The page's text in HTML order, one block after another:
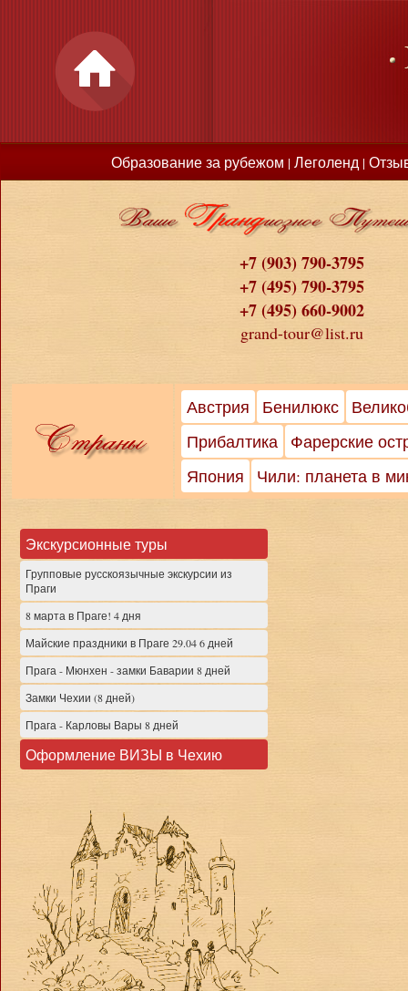
Образование за рубежом | Леголенд |
+7 (903) 790-3795
+7 (495) 790-3795
+7 (495) 660-9002
grand-tour@list.ru
Австрия Бенилюкс
Прибалтика
Фарерские
Япония
Чили: планета в
Экскурсионные туры
Групповые русскоязычные экскурсии из
Праги
8 марта в Праге! 4 дня
Майские праздники в Праге 29.04 6 дней
Прага - Мюнхен - замки Баварии 8 дней
Замки Чехии (8 дней)
Прага - Карловы Вары 8 дней
Оформление ВИЗЫ в Чехию